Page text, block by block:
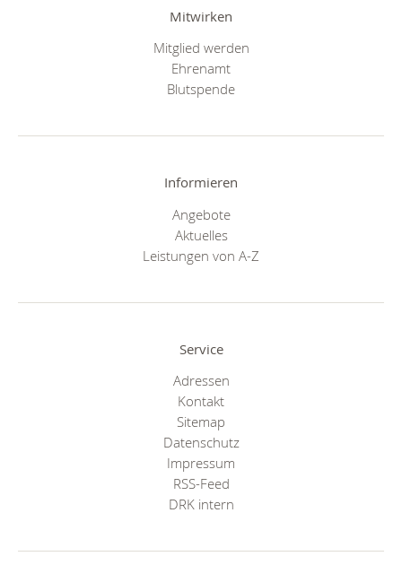
Mitwirken
Mitglied werden
Ehrenamt
Blutspende
Informieren
Angebote
Aktuelles
Leistungen von A-Z
Service
Adressen
Kontakt
Sitemap
Datenschutz
Impressum
RSS-Feed
DRK intern